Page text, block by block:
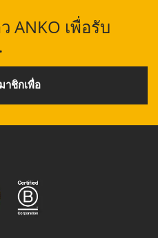
ANKO เพื่อรับ
าชิกเพื่อ